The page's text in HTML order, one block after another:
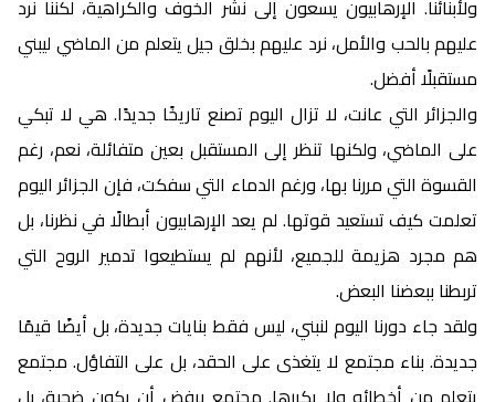
ولأبنائنا. الإرهابيون يسعون إلى نشر الخوف والكراهية، لكننا نرد
عليهم بالحب والأمل، نرد عليهم بخلق جيل يتعلم من الماضي ليبني
مستقبلًا أفضل.
والجزائر التي عانت، لا تزال اليوم تصنع تاريخًا جديدًا. هي لا تبكي
على الماضي، ولكنها تنظر إلى المستقبل بعين متفائلة، نعم، رغم
القسوة التي مررنا بها، ورغم الدماء التي سفكت، فإن الجزائر اليوم
تعلمت كيف تستعيد قوتها. لم يعد الإرهابيون أبطالًا في نظرنا، بل
هم مجرد هزيمة للجميع، لأنهم لم يستطيعوا تدمير الروح التي
تربطنا ببعضنا البعض.
ولقد جاء دورنا اليوم لنبني، ليس فقط بنايات جديدة، بل أيضًا قيمًا
جديدة. بناء مجتمع لا يتغذى على الحقد، بل على التفاؤل. مجتمع